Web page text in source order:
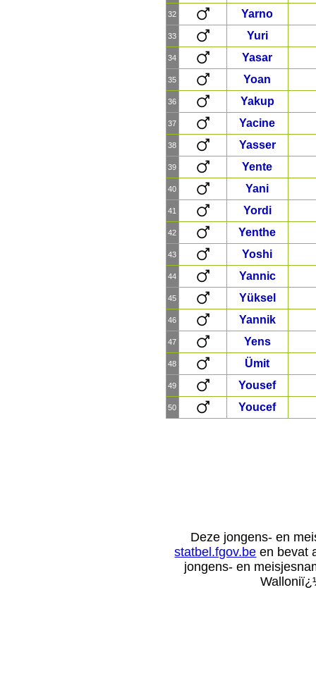
32 Yarno
33 Yuri
34 Yasar
35 Yoan
36 Yakup
37 Yacine
38 Yasser
39 Yente
40 Yani
41 Yordi
42 Yenthe
43 Yoshi
44 Yannic
45 Yüksel
46 Yannik
47 Yens
48 Ümit
49 Yousef
50 Youcef
Deze jongens- en
statbel.fgov.be en bevat
jongens- en